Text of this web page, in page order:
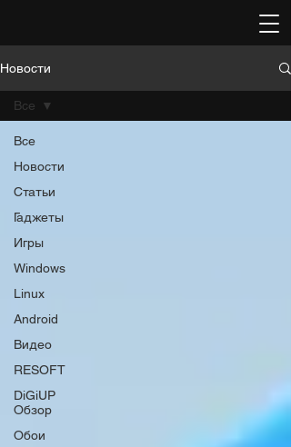
Новости
Все
Новости
Статьи
Гаджеты
Игры
Windows
Linux
Android
Видео
RESOFT
DiGiUP
Обзор
Обои
Все